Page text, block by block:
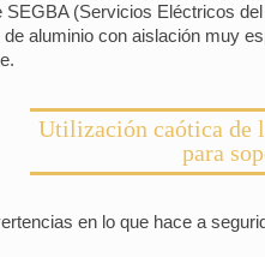
(Servicios Eléctricos
aluminio con aislación muy
Utilización caótica de
para
en lo que hace a